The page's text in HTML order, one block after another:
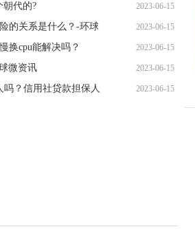
朝代的? 2023-06-15
09:37:06
的关系是什么？-环球
2023-06-15
09:11:14
换cpu能解决吗？ 2023-06-15
09:08:44
微资讯 2023-06-15
09:00:59
？信用社贷款担保人
2023-06-15